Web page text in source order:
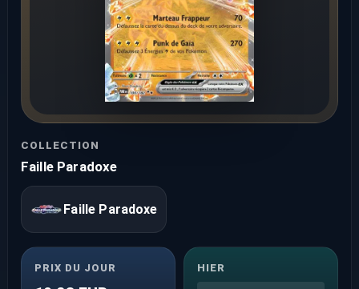
COLLECTION
Faille Paradoxe
Faille Paradoxe
PRIX DU JOUR HIER